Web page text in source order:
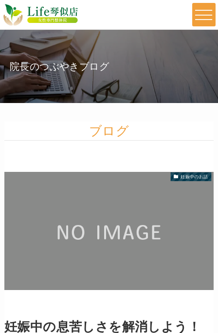
院長のつぶやきブログ
ブログ
妊娠中のお話
妊娠中の息苦しさを解消しよう！